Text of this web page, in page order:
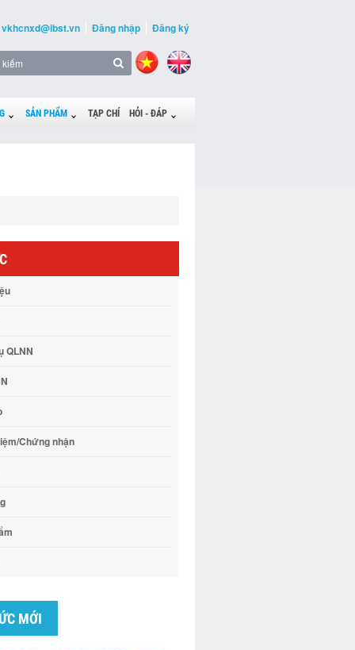
vkhcnxd@ibst.vn Đăng nhập Đăng ký
SẢN PHẨM TẠP CHÍ HỎI - ĐÁP
QLNN
Chứng nhận
MỚI